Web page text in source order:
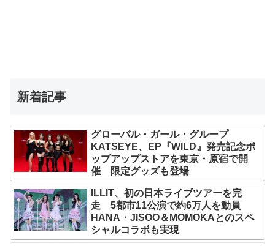
新着記事
グローバル・ガール・グループ
KATSEYE、EP『WILD』発売記念ポ
ップアップストアを東京・原宿で開
催 限定グッズも登場
ILLIT、初の日本ライブツアーを完
走 5都市11公演で約6万人を動員
HANA・JISOO＆MOMOKAとのスペ
シャルコラボも実現